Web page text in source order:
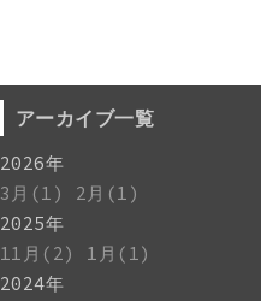
アーカイブ一覧
2026年
3月(1)
2月(1)
2025年
11月(2)
1月(1)
2024年